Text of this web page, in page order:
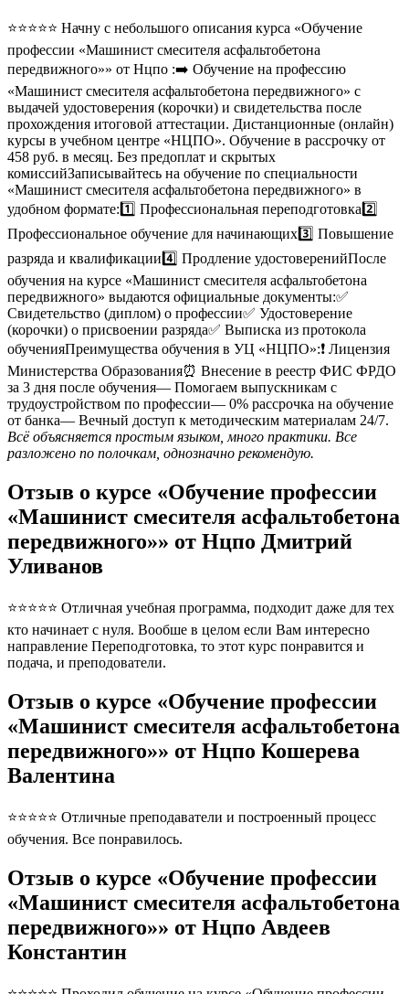
⭐⭐⭐⭐⭐ Начну с небольшого описания курса «Обучение
профессии «Машинист смесителя асфальтобетона
передвижного»» от Нцпо :➡️ Обучение на профессию
«Машинист смесителя асфальтобетона передвижного» с
выдачей удостоверения (корочки) и свидетельства после
прохождения итоговой аттестации. Дистанционные (онлайн)
курсы в учебном центре «НЦПО». Обучение в рассрочку от
458 руб. в месяц. Без предоплат и скрытых
комиссийЗаписывайтесь на обучение по специальности
«Машинист смесителя асфальтобетона передвижного» в
удобном формате:1️⃣ Профессиональная переподготовка2️⃣
Профессиональное обучение для начинающих3️⃣ Повышение
разряда и квалификации4️⃣ Продление удостоверенийПосле
обучения на курсе «Машинист смесителя асфальтобетона
передвижного» выдаются официальные документы:✅
Свидетельство (диплом) о профессии✅ Удостоверение
(корочки) о присвоении разряда✅ Выписка из протокола
обученияПреимущества обучения в УЦ «НЦПО»:❗️ Лицензия
Министерства Образования⏰ Внесение в реестр ФИС ФРДО
за 3 дня после обучения— Помогаем выпускникам с
трудоустройством по профессии— 0% рассрочка на обучение
от банка— Вечный доступ к методическим материалам 24/7.
Всё объясняется простым языком, много практики. Все
разложено по полочкам, однозначно рекомендую.
Отзыв о курсе «Обучение профессии
«Машинист смесителя асфальтобетона
передвижного»» от Нцпо Дмитрий
Уливанов
⭐⭐⭐⭐⭐ Отличная учебная программа, подходит даже для тех
кто начинает с нуля. Вообше в целом если Вам интересно
направление Переподготовка, то этот курс понравится и
подача, и преподователи.
Отзыв о курсе «Обучение профессии
«Машинист смесителя асфальтобетона
передвижного»» от Нцпо Кошерева
Валентина
⭐⭐⭐⭐⭐ Отличные преподаватели и построенный процесс
обучения. Все понравилось.
Отзыв о курсе «Обучение профессии
«Машинист смесителя асфальтобетона
передвижного»» от Нцпо Авдеев
Константин